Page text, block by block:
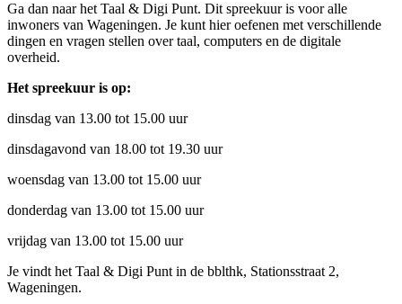
Ga dan naar het Taal & Digi Punt. Dit spreekuur is voor alle
inwoners van Wageningen. Je kunt hier oefenen met verschillende
dingen en vragen stellen over taal, computers en de digitale
overheid.
Het spreekuur is op:
dinsdag van 13.00 tot 15.00 uur
dinsdagavond van 18.00 tot 19.30 uur
woensdag van 13.00 tot 15.00 uur
donderdag van 13.00 tot 15.00 uur
vrijdag van 13.00 tot 15.00 uur
Je vindt het Taal & Digi Punt in de bblthk, Stationsstraat 2,
Wageningen.